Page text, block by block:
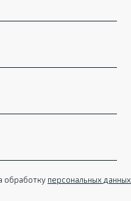
обработку персональных данных